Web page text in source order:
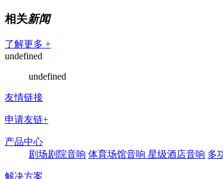
相关新闻
了解更多 +
undefined
undefined
友情链接
申请友链+
产品中心
剧场剧院音响 体育场馆音响 星级酒店音响 多
解决方案